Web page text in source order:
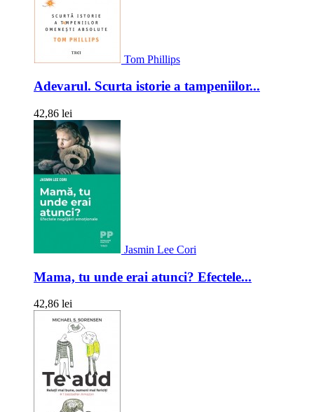
Tom Phillips
Adevarul. Scurta istorie a tampeniilor...
42,86 lei
Jasmin Lee Cori
Mama, tu unde erai atunci? Efectele...
42,86 lei